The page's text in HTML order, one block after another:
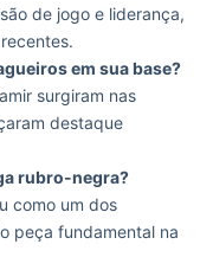
de jogo e liderança,
em sua base?
surgiram nas
destaque
rubro-negra?
como um dos
peça fundamental na